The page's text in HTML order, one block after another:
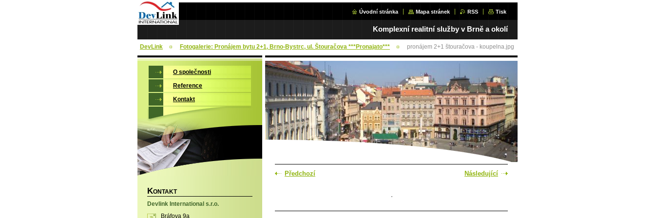
Úvodní stránka Mapa stránek RSS Tisk
Komplexní realitní služby v Brně a okolí
DevLink Fotogalerie: Pronájem bytu 2+1, Brno-Bystrc, ul. Štouračova ***Pronajato*** pronájem 2+1 štouračova - koupelna.jpg
Předchozí Následující
O společnosti
Reference
Kontakt
KONTAKT
Devlink International s.r.o.
Bráfova 9a